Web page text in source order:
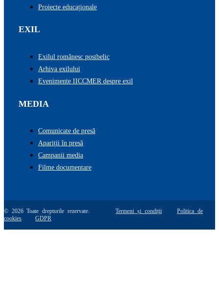
Proiecte educaționale
EXIL
Exilul românesc postbelic
Arhiva exilului
Evenimente IICCMER despre exil
MEDIA
Comunicate de presă
Apariții în presă
Campanii media
Filme documentare
© 2026 Toate drepturile rezervate.Termeni și condiții
Politica de
cookies
GDPR